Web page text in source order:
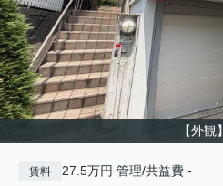
【外観】
賃料 27.5万円 管理/共益費 -